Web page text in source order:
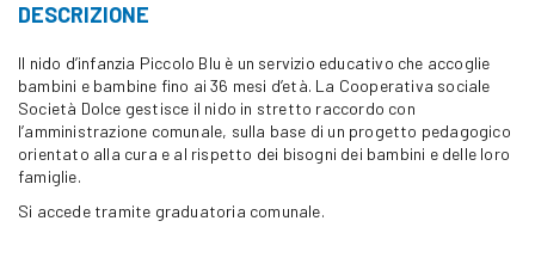
DESCRIZIONE
Il nido d’infanzia Piccolo Blu è un servizio educativo che accoglie
bambini e bambine fino ai 36 mesi d’età. La Cooperativa sociale
Società Dolce gestisce il nido in stretto raccordo con
l’amministrazione comunale, sulla base di un progetto pedagogico
orientato alla cura e al rispetto dei bisogni dei bambini e delle loro
famiglie.
Si accede tramite graduatoria comunale.